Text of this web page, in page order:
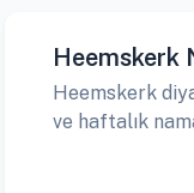
Heemskerk
Heemskerk
ve haftalık